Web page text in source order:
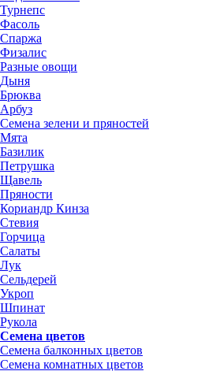
Турнепс
Фасоль
Спаржа
Физалис
Разные овощи
Дыня
Брюква
Арбуз
Семена зелени и пряностей
Мята
Базилик
Петрушка
Щавель
Пряности
Кориандр Кинза
Стевия
Горчица
Салаты
Лук
Сельдерей
Укроп
Шпинат
Рукола
Семена цветов
Семена балконных цветов
Семена комнатных цветов